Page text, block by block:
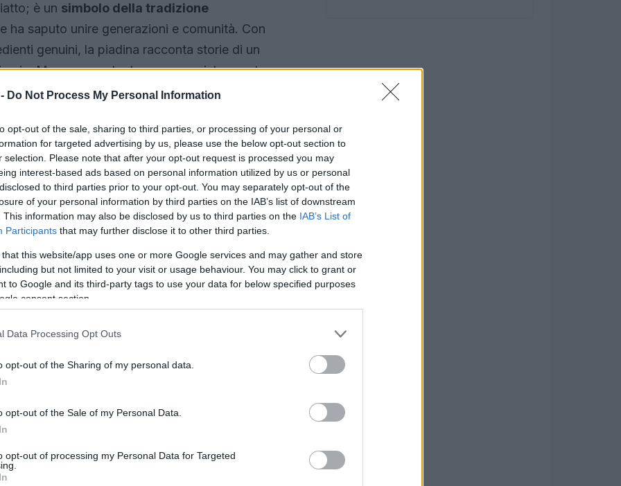
Do Not Process My Personal Information
opt-out of the sale, sharing to third parties, or processing of your personal or
for targeted advertising by us, please use the below opt-out section to
selection. Please note that after your opt-out request is processed you may
interest-based ads based on personal information utilized by us or personal
to third parties prior to your opt-out. You may separately opt-out of the
of your personal information by third parties on the IAB’s list of downstream
This information may also be disclosed by us to third parties on the IAB’s List of
Participants that may further disclose it to other third parties.
that this website/app uses one or more Google services and may gather and store
but not limited to your visit or usage behaviour. You may click to grant or
to Google and its third-party tags to use your data for below specified purposes
consent section.
Data Processing Opt Outs
opt-out of the Sharing of my personal data.
opt-out of the Sale of my Personal Data.
opt-out of processing my Personal Data for Targeted
è un simbolo della tradizione
ha saputo unire generazioni e comunità. Con
genuini, la piadina racconta storie di un
Ma cosa rende davvero speciale questo
ha
stato per lungo tempo il cibo quotidiano delle
La ricetta è semplice: farina, acqua, sale e